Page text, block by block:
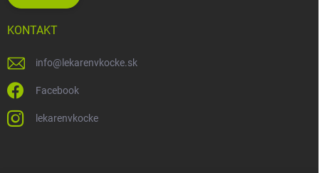
KONTAKT
info@ lekarenvkocke.sk
Facebook
lekarenvkocke